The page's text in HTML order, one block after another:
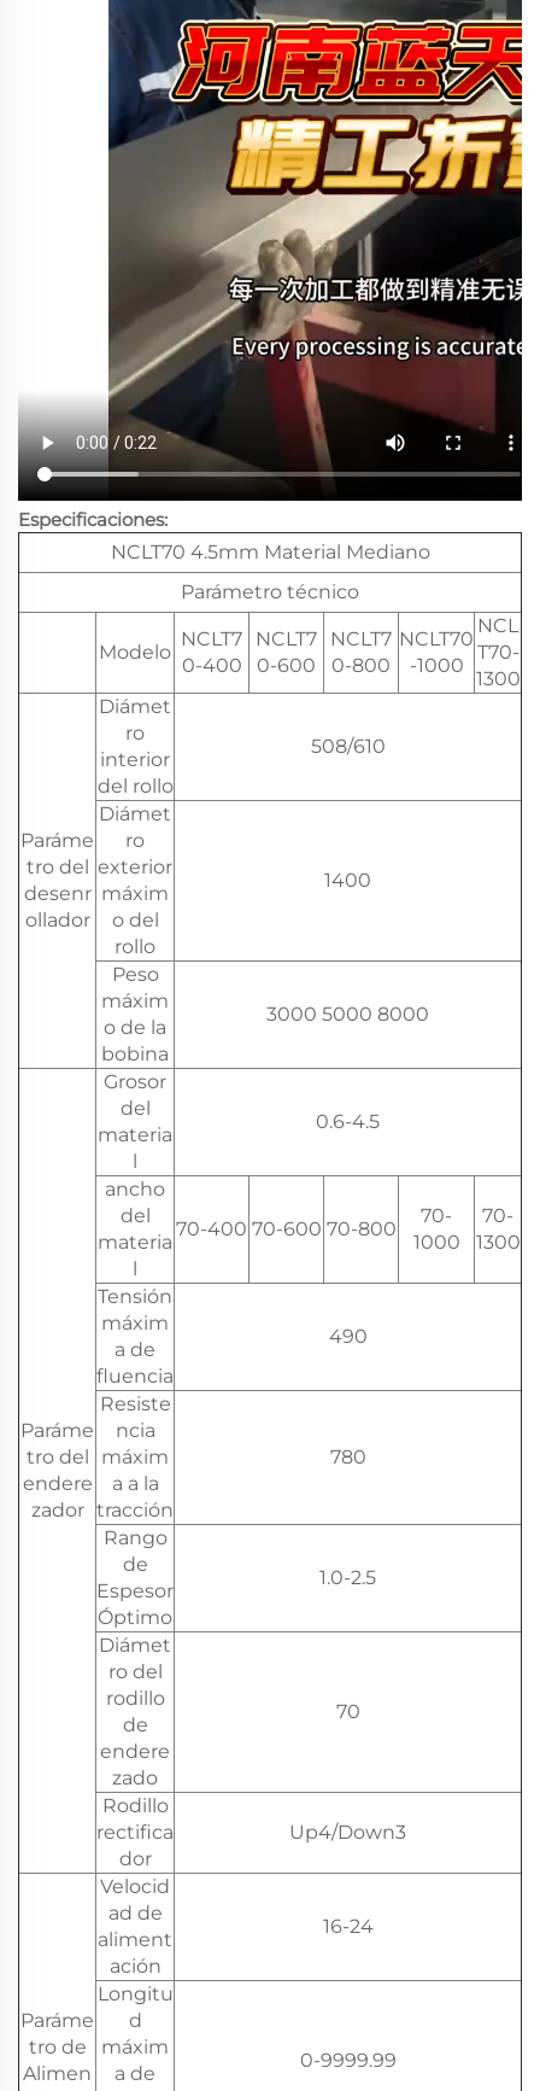
Especificaciones:
NCLT70 4.5mm Material Mediano
Parámetro técnico
Modelo
NCLT7
0-400
NCLT7
0-600
NCLT7
0-800
NCLT70
-1000
NCL
T70-
1300
Paráme
tro del
desenr
ollador
Diámet
ro
interior
del rollo
508/610
Diámet
ro
exterior
máxim
o del
rollo
1400
Peso
máxim
o de la
bobina
3000 5000 8000
Paráme
tro del
endere
zador
Grosor
del
materia
l
0.6-4.5
ancho
del
materia
l
70-400 70-600 70-800
70-
1000
70-
1300
Tensión
máxim
a de
fluencia
490
Resiste
ncia
máxim
a a la
tracción
780
Rango
de
Espesor
Óptimo
1.0-2.5
Diámet
ro del
rodillo
de
endere
zado
70
Rodillo
rectifica
dor
Up4/Down3
Paráme
tro de
Alimen
Velocid
ad de
aliment
ación
16-24
Longitu
d
máxim
a de
0-9999.99